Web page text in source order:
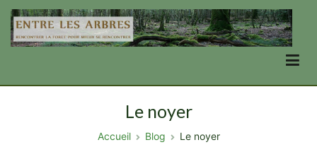
contenu
Le noyer
Accueil Blog Le noyer